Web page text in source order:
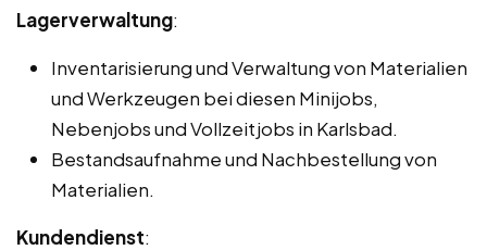
Lagerverwaltung:
Inventarisierung und Verwaltung von Materialien
und Werkzeugen bei diesen Minijobs,
Nebenjobs und Vollzeitjobs in Karlsbad.
Bestandsaufnahme und Nachbestellung von
Materialien.
Kundendienst: